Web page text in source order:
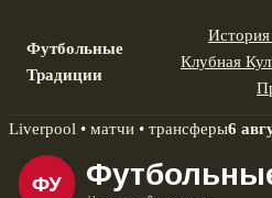
Футбольные
Традиции
Клубная
Skip
content
Liverpool • матчи • трансферы6